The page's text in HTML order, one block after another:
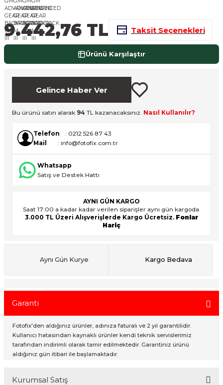
Cihazları
Işıklar
Standlar
Setleri
9.442,76 TL Taksit Seçenekleri
Ürünü Karşılaştır
Gelince Haber Ver
Bu ürünü satın alarak 94 TL kazanacaksınız. Nasıl Kullanılır?
Telefon
: 0212 526 87 43
Mail
: info@fotofix.com.tr
Whatsapp
Satış ve Destek Hattı
AYNI GÜN KARGO
Saat 17:00 a kadar kadar verilen siparişler aynı gün kargoda.
3.000 TL Üzeri Alışverişlerde Kargo Ücretsiz. Fonlar
Hariç
Aynı Gün Kurye Kargo Bedava
Garanti
Fotofix'den aldığınız ürünler, adınıza faturalı ve 2 yıl garantilidir.
Kullanıcı hatasından kaynaklı ürünler kendi teknik servislerimiz
tarafından indirimli olarak tamir edilmektedir. Garantiniz ürünü
aldığınız gün itibari ile başlamaktadır.
Kurumsal Satış